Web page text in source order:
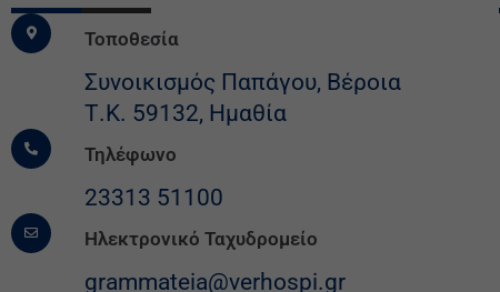
Τοποθεσία
Συνοικισμός Παπάγου, Βέροια
Τ.Κ. 59132, Ημαθία
Τηλέφωνο
23313 51100
Ηλεκτρονικό Ταχυδρομείο
grammateia@verhospi.gr